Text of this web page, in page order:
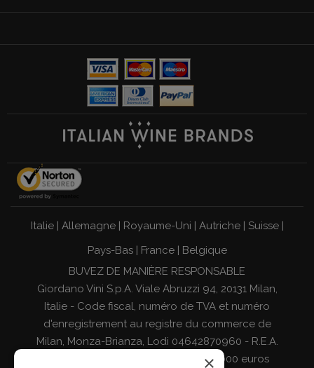
Italie| Allemagne| Royaume-Uni | Autriche| Suisse|
Pays-Bas| France| Belgique
BUVEZ DE MANIÈRE RESPONSABLE
Giordano Vini S.p.A. Viale Abruzzi 94, 20131 Milan,
Italie - Code fiscal, numéro de TVA et numéro
d'enregistrement au registre du commerce de
Milan, Monza-Brianza, Lodi 04642870960 - R.E.A.
MI-2564477 - Capital social de 500 000 euros
×